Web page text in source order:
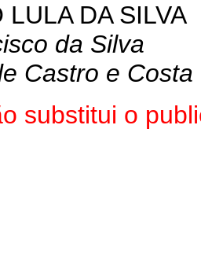
DA SILVA
da Silva
Castro e Costa
substitui o